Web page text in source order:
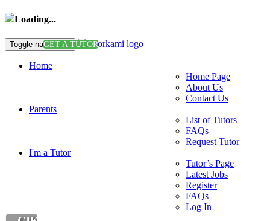
Loading...
Toggle navigationGET A TUTOR
Home
Home Page
About Us
Contact Us
Parents
List of Tutors
FAQs
Request Tutor
I'm a Tutor
Tutor’s Page
Latest Jobs
Register
FAQs
Log In